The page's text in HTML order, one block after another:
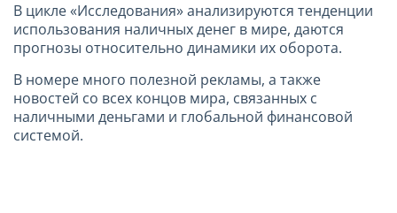
В цикле «Исследования» анализируются тенденции
использования наличных денег в мире, даются
прогнозы относительно динамики их оборота.
В номере много полезной рекламы, а также
новостей со всех концов мира, связанных с
наличными деньгами и глобальной финансовой
системой.